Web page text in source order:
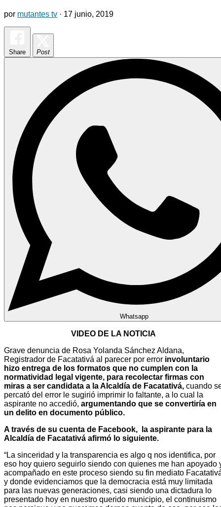
por mutantes tv · 17 junio, 2019
Share Post
Whatsapp
VIDEO DE LA NOTICIA
Grave denuncia de Rosa Yolanda Sánchez Aldana,
Registrador de Facatativá al parecer por error involuntario
hizo entrega de los formatos que no cumplen con la
normatividad legal vigente, para recolectar firmas con
miras a ser candidata a la Alcaldía de Facatativá, cuando
percató del error le sugirió imprimir lo faltante, a lo cual la
aspirante no accedió, argumentando que se convertiría en
un delito en documento público.
A través de su cuenta de Facebook, la aspirante para la
Alcaldía de Facatativá afirmó lo siguiente.
“La sinceridad y la transparencia es algo q nos identifica, por
eso hoy quiero seguirlo siendo con quienes me han apoyado
acompañado en este proceso siendo su fin mediato
y donde evidenciamos que la democracia está muy limitada
para las nuevas generaciones, casi siendo una dictadura lo
presentado hoy en nuestro querido municipio, el continuismo